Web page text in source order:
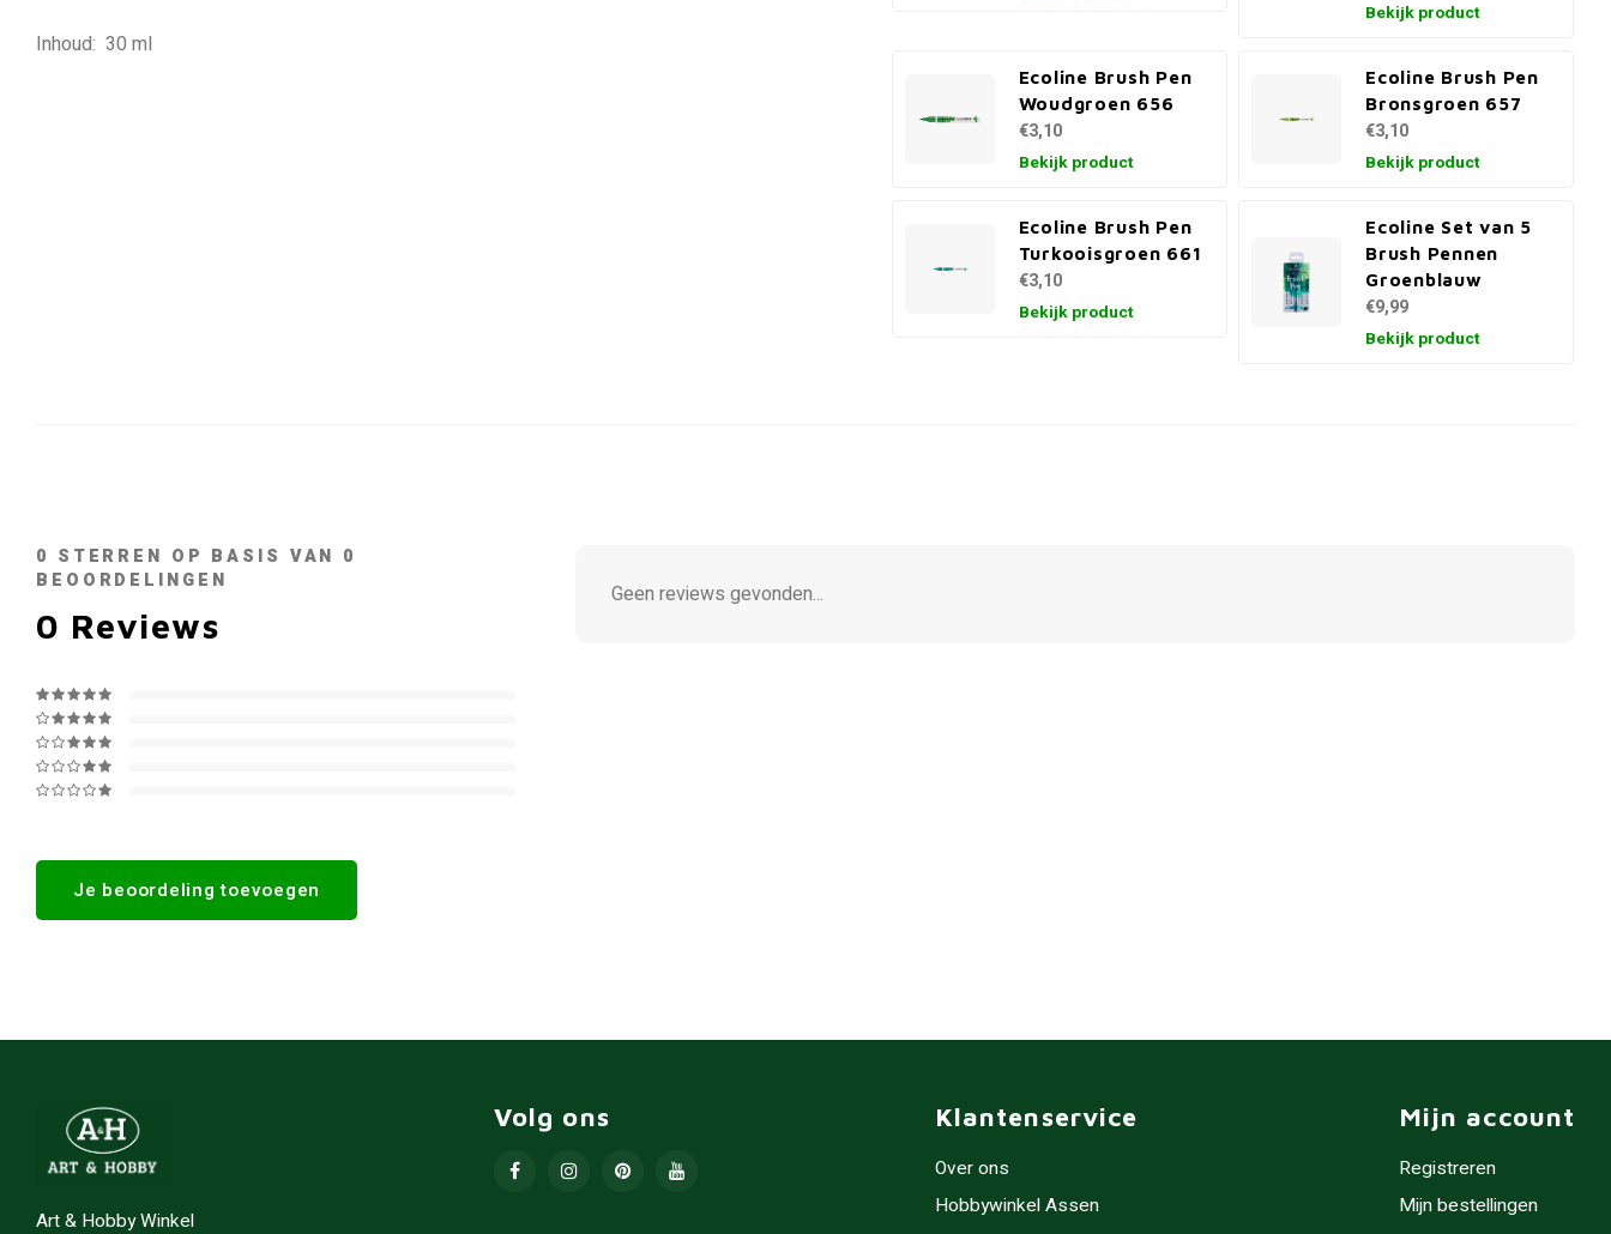
Inhoud: 30 ml
Bekijk product
Ecoline Brush Pen
Woudgroen 656
€3,10
Bekijk product
Ecoline Brush Pen
Bronsgroen 657
€3,10
Bekijk product
Ecoline Brush Pen
Turkooisgroen 661
€3,10
Bekijk product
Ecoline Set van 5
Brush Pennen
Groenblauw
€9,99
Bekijk product
0 STERREN OP BASIS VAN 0
BEOORDELINGEN
0 Reviews
Je beoordeling toevoegen
Geen reviews gevonden...
Art & Hobby Winkel
Volg ons Klantenservice
Over ons
Hobbywinkel Assen
Mijn account
Registreren
Mijn bestellingen